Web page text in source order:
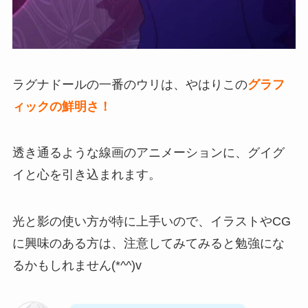
ラグナドールの一番のウリは、やはりこのグラフ
ィックの鮮明さ！
透き通るような線画のアニメーションに、グイグ
イと心を引き込まれます。
光と影の使い方が特に上手いので、イラストやCG
に興味のある方は、注意してみてみると勉強にな
るかもしれません(*^^)v